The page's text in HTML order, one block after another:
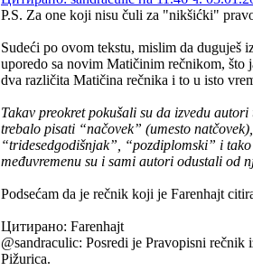
P.S. Za one koji nisu čuli za "nikšićki"
Sudeći po ovom tekstu, mislim da duguješ
uporedo sa novim Matičinim rečnikom,
dva različita Matičina rečnika i to u isto
Takav preokret pokušali su da izvedu autori
trebalo pisati “načovek” (umesto
“tridesedgodišnjak”, “pozdiplomski” i
međuvremenu su i sami autori odustali od
Podsećam da je rečnik koji je Farenhajt
Цитирано: Farenhajt
@sandraculic: Posredi je Pravopisni
Pižurica.